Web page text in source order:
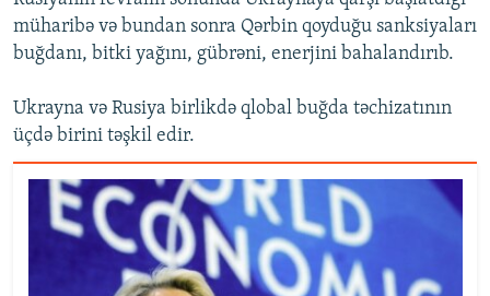
müharibə və bundan sonra Qərbin qoyduğu sanksiyaları
buğdanı, bitki yağını, gübrəni, enerjini bahalandırıb.
Ukrayna və Rusiya birlikdə qlobal buğda təchizatının
üçdə birini təşkil edir.